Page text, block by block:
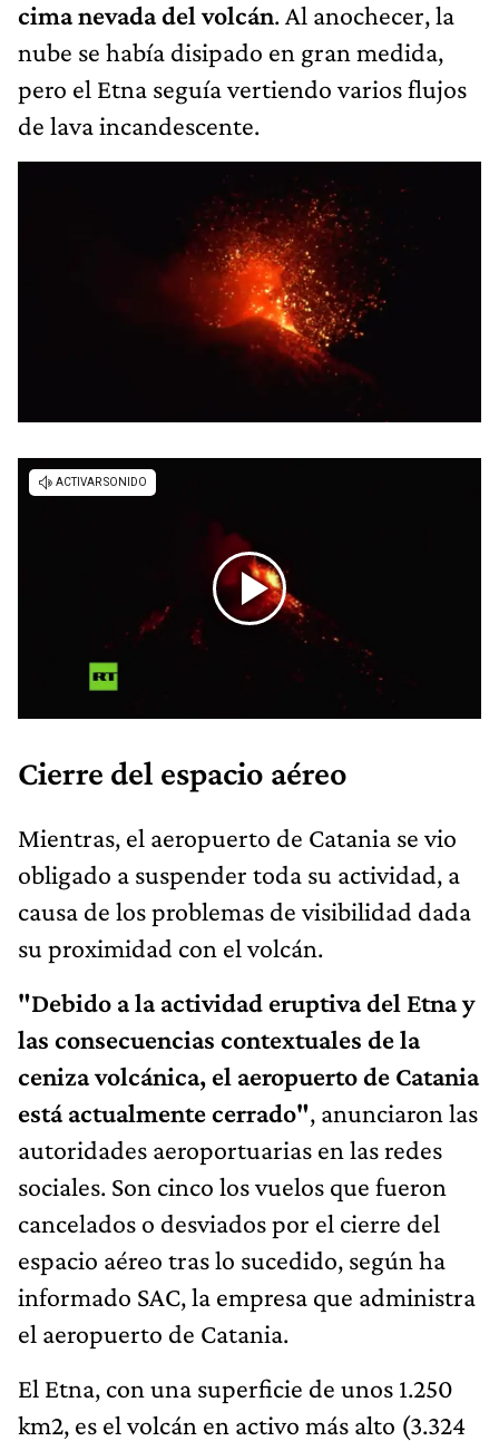
cima nevada del volcán. Al anochecer, la
nube se había disipado en gran medida,
pero el Etna seguía vertiendo varios flujos
de lava incandescente.
Cierre del espacio aéreo
Mientras, el aeropuerto de Catania se vio
obligado a suspender toda su actividad, a
causa de los problemas de visibilidad dada
su proximidad con el volcán.
"Debido a la actividad eruptiva del Etna y
las consecuencias contextuales de la
ceniza volcánica, el aeropuerto de Catania
está actualmente cerrado", anunciaron las
autoridades aeroportuarias en las redes
sociales. Son cinco los vuelos que fueron
cancelados o desviados por el cierre del
espacio aéreo tras lo sucedido, según ha
informado SAC, la empresa que administra
el aeropuerto de Catania.
El Etna, con una superficie de unos 1.250
km2, es el volcán en activo más alto (3.324